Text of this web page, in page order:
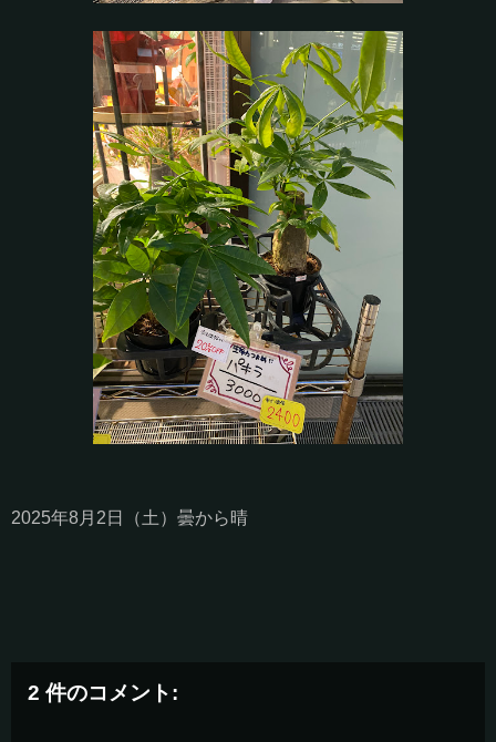
2025年8月2日（土）曇から晴
2 件のコメント: